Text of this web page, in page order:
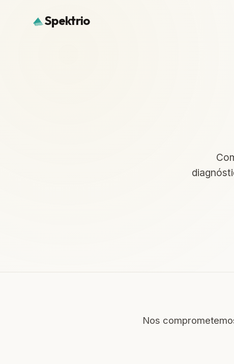
Spektrio
Nos